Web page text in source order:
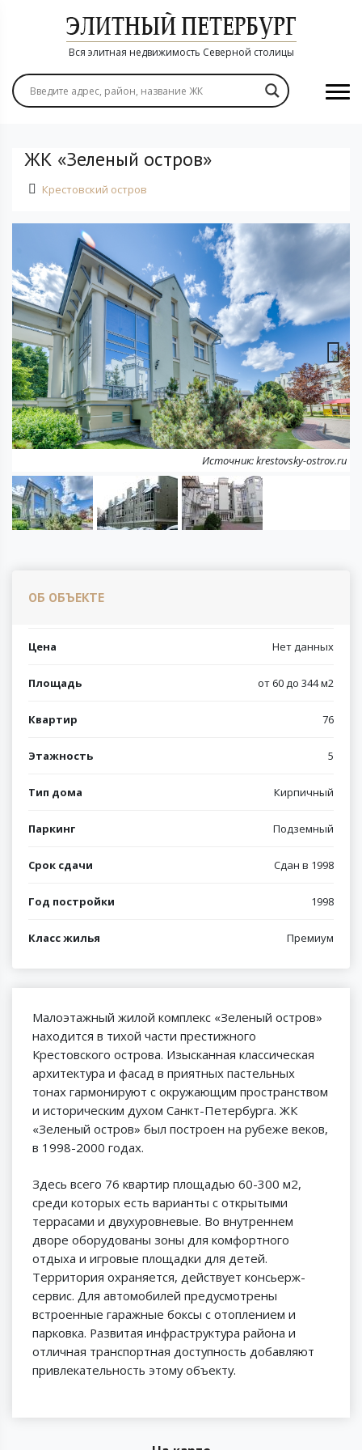
Вся элитная недвижимость Северной столицы
ЖК «Зеленый остров»
Крестовский остров
Источник: krestovsky-ostrov.ru
Next
ОБ ОБЪЕКТЕ
Цена Нет данных
Площадь от 60 до 344 м2
Квартир 76
Этажность 5
Тип дома Кирпичный
Паркинг Подземный
Срок сдачи Сдан в 1998
Год постройки 1998
Класс жилья Премиум
Малоэтажный жилой комплекс «Зеленый остров»
находится в тихой части престижного
Крестовского острова. Изысканная классическая
архитектура и фасад в приятных пастельных
тонах гармонируют с окружающим пространством
и историческим духом Санкт-Петербурга. ЖК
«Зеленый остров» был построен на рубеже веков,
в 1998-2000 годах.
Здесь всего 76 квартир площадью 60-300 м2,
среди которых есть варианты с открытыми
террасами и двухуровневые. Во внутреннем
дворе оборудованы зоны для комфортного
отдыха и игровые площадки для детей.
Территория охраняется, действует консьерж-
сервис. Для автомобилей предусмотрены
встроенные гаражные боксы с отоплением и
парковка. Развитая инфраструктура района и
отличная транспортная доступность добавляют
привлекательность этому объекту.